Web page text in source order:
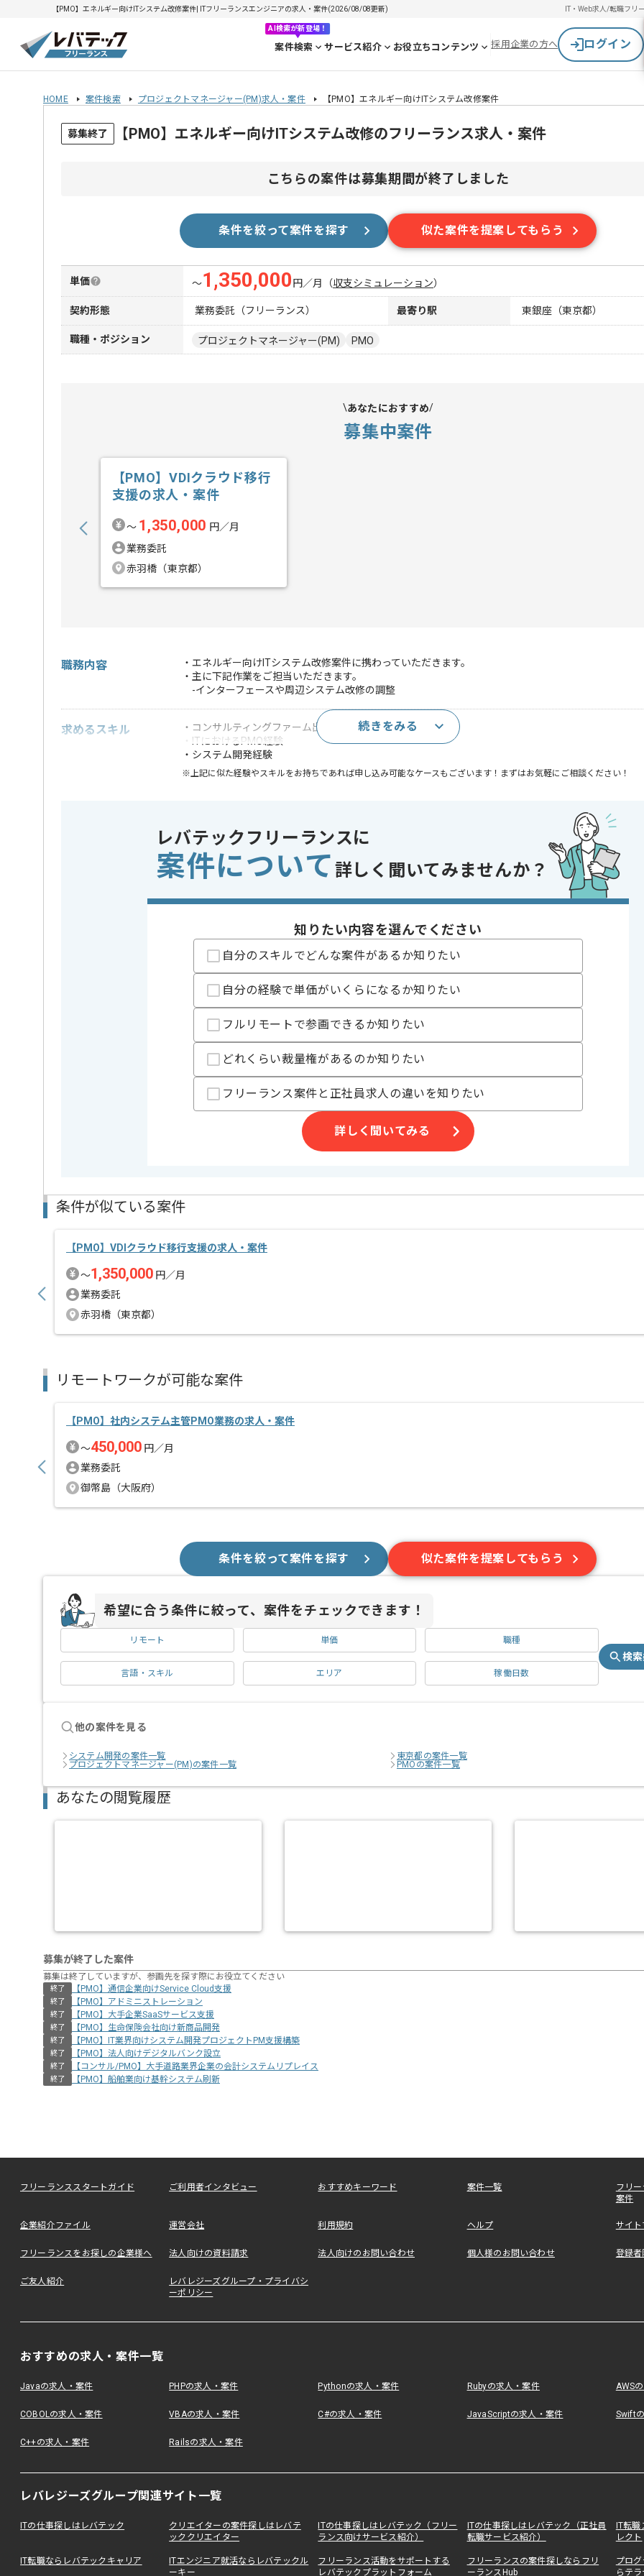
【PMO】エネルギー向けITシステム改修案件| ITフリーランスエンジニアの求人・案件(2026/08/08更新) IT・Web求人/転職フリ
AI検索が新登場！
案件検索 サービス紹介 お役立ちコンテンツ 採用企業の方へ ログイン
HOME 案件検索 プロジェクトマネージャー(PM)求人・案件 【PMO】エネルギー向けITシステム改修案件
募集終了 【PMO】エネルギー向けITシステム改修のフリーランス求人・案件
こちらの案件は募集期間が終了しました
条件を絞って案件を探す 似た案件を提案してもらう
単価 〜1,350,000 円／月 （収支シミュレーション）
契約形態 業務委託（フリーランス） 最寄り駅 東銀座（東京都）
職種・ポジション プロジェクトマネージャー(PM) PMO
あなたにおすすめ
募集中案件
【PMO】VDIクラウド移行
支援の求人・案件
〜 1,350,000 円／月
業務委託
赤羽橋（東京都）
職務内容
・エネルギー向けITシステム改修案件に携わっていただきます。
・主に下記作業をご担当いただきます。
-インターフェースや周辺システム改修の調整
求めるスキル
・コンサルティングファーム出身者(M〜SMクラス)
・ITにおけるPMO経験
・システム開発経験
※上記に似た経験やスキルをお持ちであれば申し込み可能なケースもございます！まずはお気軽にご相談ください！
特徴
20代活躍中 , 30代活躍中
PMOの経験を活かすことができます。
複数案件を保有している企業ですので、
ご経験と実績に応じて別案件のご提案も差し上げる場合がございます。
新しいアイディアや技術を積極的に導入し、
経験豊富なメンバーと成長が出来る環境でございます。
スキルアップされたい方、長期的に参画されたい方にオススメの案件です。
続きをみる
レバテックフリーランスに
案件について 詳しく聞いてみませんか？
知りたい内容を選んでください
自分のスキルでどんな案件があるか知りたい
自分の経験で単価がいくらになるか知りたい
フルリモートで参画できるか知りたい
どれくらい裁量権があるのか知りたい
フリーランス案件と正社員求人の違いを知りたい
詳しく聞いてみる
条件が似ている案件
【PMO】VDIクラウド移行支援の求人・案件
〜1,350,000 円／月
業務委託
赤羽橋（東京都）
リモートワークが可能な案件
【PMO】社内システム主管PMO業務の求人・案件
〜450,000 円／月
業務委託
御幣島（大阪府）
条件を絞って案件を探す 似た案件を提案してもらう
希望に合う条件に絞って、案件をチェックできます！
リモート 単価 職種
言語・スキル エリア 稼働日数
検
他の案件を見る
システム開発の案件一覧
東京都の案件一覧
プロジェクトマネージャー(PM)の案件一覧
PMOの案件一覧
あなたの閲覧履歴
募集が終了した案件
募集は終了していますが、参画先を探す際にお役立てください
終了 【PMO】通信企業向けService Cloud支援
終了 【PMO】アドミニストレーション
終了 【PMO】大手企業SaaSサービス支援
終了 【PMO】生命保険会社向け新商品開発
終了 【PMO】IT業界向けシステム開発プロジェクトPM支援構築
終了 【PMO】法人向けデジタルバンク設立
終了 【コンサル/PMO】大手道路業界企業の会計システムリプレイス
終了 【PMO】船舶業向け基幹システム刷新
フリーランススタートガイド ご利用者インタビュー おすすめキーワード 案件一覧
フリ
案件
企業紹介ファイル 運営会社 利用規約 ヘルプ サイ
フリーランスをお探しの企業様へ 法人向けの資料請求 法人向けのお問い合わせ 個人様のお問い合わせ 登録者
ご友人紹介
レバレジーズグループ・プライバシ
ーポリシー
おすすめの求人・案件一覧
Javaの求人・案件 PHPの求人・案件 Pythonの求人・案件 Rubyの求人・案件 AWS
COBOLの求人・案件 VBAの求人・案件 C#の求人・案件 JavaScriptの求人・案件 Swift
C++の求人・案件 Railsの求人・案件
レバレジーズグループ関連サイト一覧
ITの仕事探しはレバテック
クリエイターの案件探しはレバテ
ッククリエイター
ITの仕事探しはレバテック（フリー
ランス向けサービス紹介）
ITの仕事探しはレバテック（正社員
転職サービス紹介）
IT転
レクト
IT転職ならレバテックキャリア
ITエンジニア就活ならレバテックル
ーキー
フリーランス活動をサポートする
レバテックプラットフォーム
フリーランスの案件探しならフリ
ーランスHub
プロ
らテ